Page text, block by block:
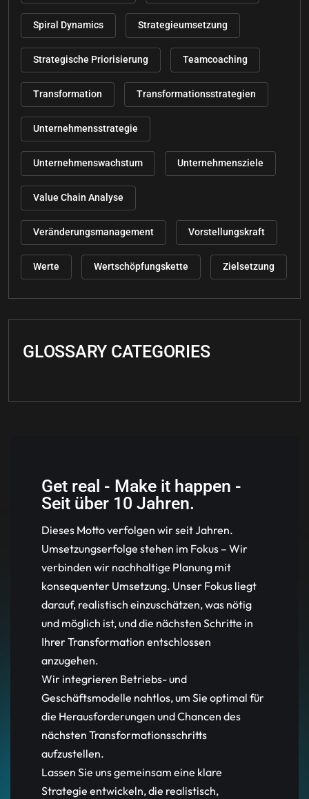
Spiral Dynamics Strategieumsetzung
Strategische Priorisierung Teamcoaching
Transformation Transformationsstrategien
Unternehmensstrategie
Unternehmenswachstum Unternehmensziele
Value Chain Analyse
Veränderungsmanagement Vorstellungskraft
Werte Wertschöpfungskette Zielsetzung
GLOSSARY CATEGORIES
Get real - Make it happen -
Seit über 10 Jahren.
Dieses Motto verfolgen wir seit Jahren.
Umsetzungserfolge stehen im Fokus – Wir
verbinden wir nachhaltige Planung mit
konsequenter Umsetzung. Unser Fokus liegt
darauf, realistisch einzuschätzen, was nötig
und möglich ist, und die nächsten Schritte in
Ihrer Transformation entschlossen
anzugehen.
Wir integrieren Betriebs- und
Geschäftsmodelle nahtlos, um Sie optimal für
die Herausforderungen und Chancen des
nächsten Transformationsschritts
aufzustellen.
Lassen Sie uns gemeinsam eine klare
Strategie entwickeln, die realistisch,